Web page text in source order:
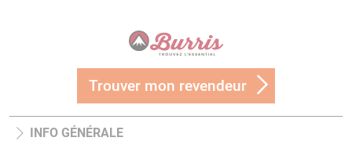
Trouver mon revendeur
INFO GÉNÉRALE